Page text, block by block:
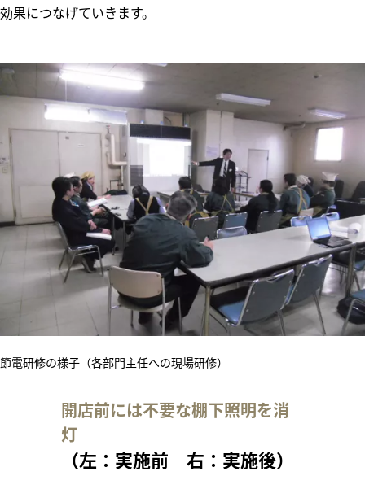
効果につなげていきます。
節電研修の様子（各部門主任への現場研修）
開店前には不要な棚下照明を消
灯
（左：実施前 右：実施後）